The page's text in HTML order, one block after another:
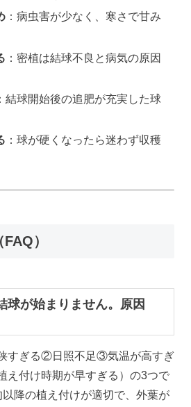
：病虫害が少なく、寒さで甘み
：密植は結球不良と病気の原因
：結球開始後の追肥が充実した球
：球が硬くなったら迷わず収穫
）
球が始まりません。原因
すぎる②日照不足③気温が高すぎ
え付け時期が早すぎる）の3つで
降の植え付けが適切で、外葉が